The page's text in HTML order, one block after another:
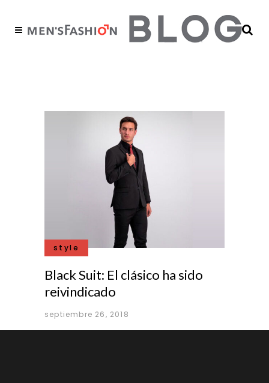
style
Black Suit: El clásico ha sido
reivindicado
septiembre 26, 2018